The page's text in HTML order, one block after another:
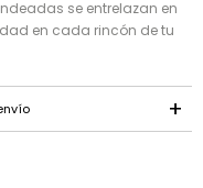
se entrelazan en
en cada rincón de tu